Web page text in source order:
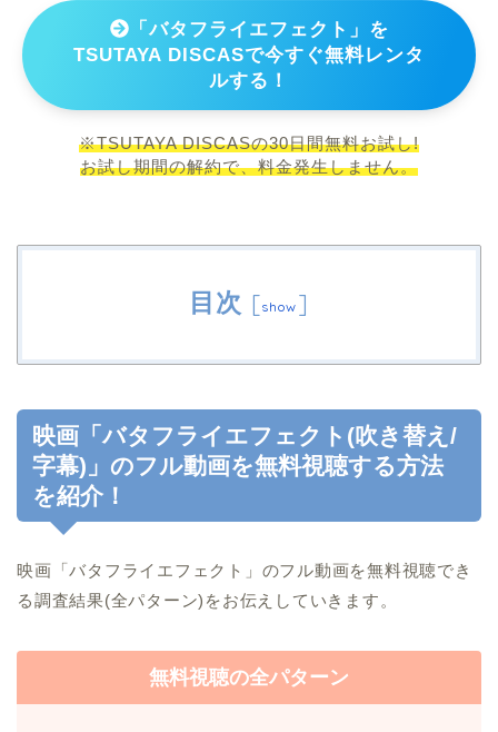
「バタフライエフェクト」を
TSUTAYA DISCASで今すぐ無料レンタ
ルする！
※TSUTAYA DISCASの30日間無料お試し!
お試し期間の解約で、料金発生しません。
目次 [show ]
映画「バタフライエフェクト(吹き替え/
字幕)」のフル動画を無料視聴する方法
を紹介！
映画「バタフライエフェクト」のフル動画を無料視聴でき
る調査結果(全パターン)をお伝えしていきます。
無料視聴の全パターン